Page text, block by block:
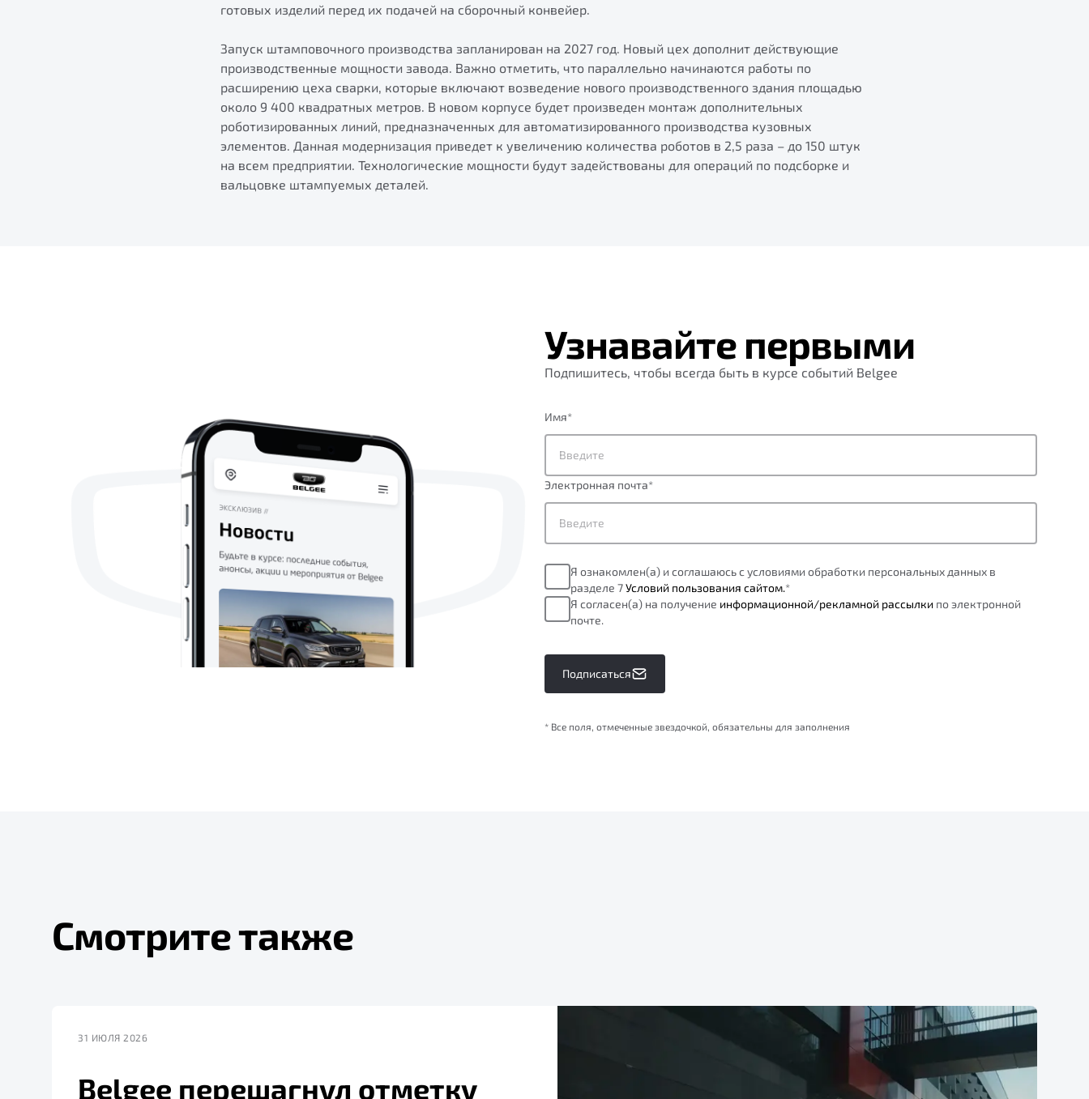
готовых изделий перед их подачей на сборочный конвейер.
Запуск штамповочного производства запланирован на 2027 год. Новый цех дополнит действующие
производственные мощности завода. Важно отметить, что параллельно начинаются работы по
расширению цеха сварки, которые включают возведение нового производственного здания площадью
около 9 400 квадратных метров. В новом корпусе будет произведен монтаж дополнительных
роботизированных линий, предназначенных для автоматизированного производства кузовных
элементов. Данная модернизация приведет к увеличению количества роботов в 2,5 раза – до 150 штук
на всем предприятии. Технологические мощности будут задействованы для операций по подсборке и
вальцовке штампуемых деталей.
Узнавайте первыми
Подпишитесь, чтобы всегда быть в курсе событий Belgee
Имя*
Электронная почта*
Я ознакомлен(а) и соглашаюсь с условиями обработки персональных данных в
разделе 7Условий пользования сайтом.*
Я согласен(а) на получение информационной/рекламной рассылки по электронной
почте.
Подписаться
* Все поля, отмеченные звездочкой, обязательны для заполнения
Смотрите также
31 ИЮЛЯ 2026
Belgee перешагнул отметку